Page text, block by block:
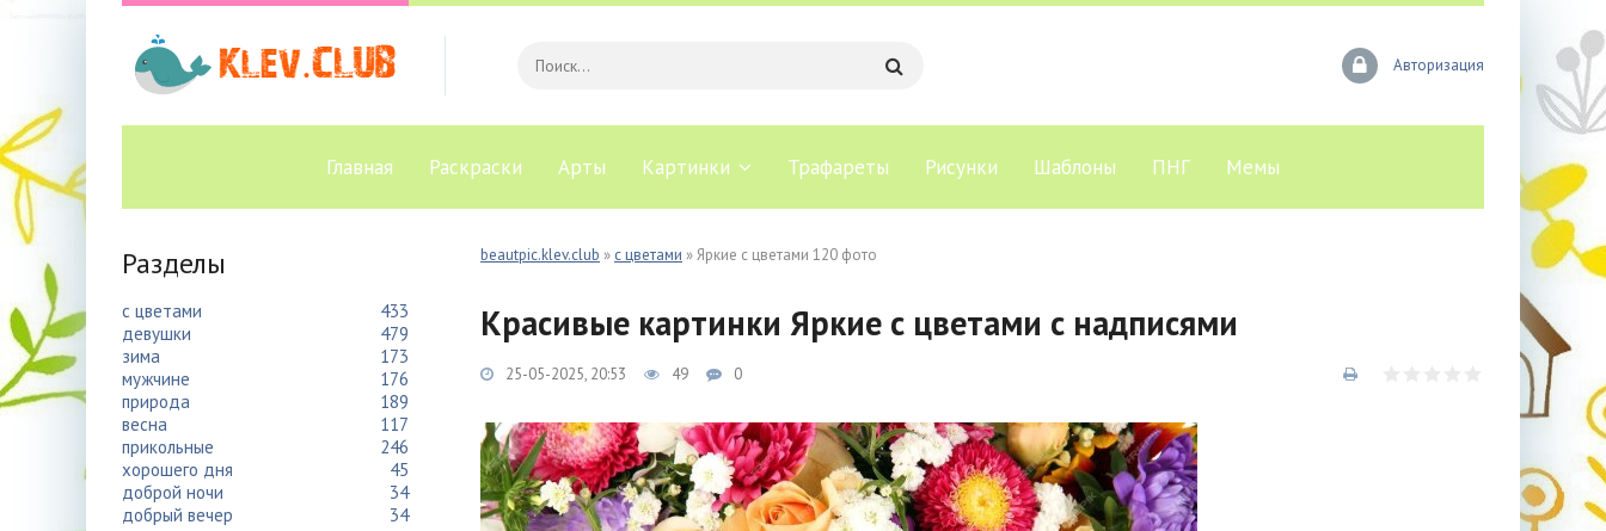
Авторизация
Главная Раскраски Арты Картинки Трафареты Рисунки Шаблоны ПНГ Мемы
beautpic.klev.club » с цветами » Яркие с цветами 120 фото
Красивые картинки Яркие с цветами с надписями
25-05-2025, 20:53 49 0
Разделы
с цветами
433
девушки
479
зима
173
мужчине
176
природа
189
весна
117
прикольные
246
хорошего дня
45
доброй ночи
34
добрый вечер
34